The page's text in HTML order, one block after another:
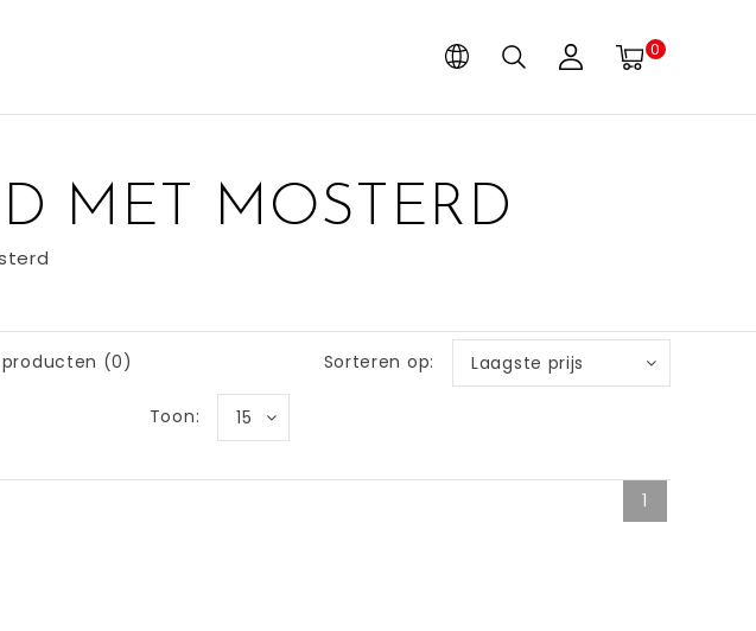
0
MET MOSTERD
producten (0) Sorteren op: Laagste prijs
Toon: 15
1